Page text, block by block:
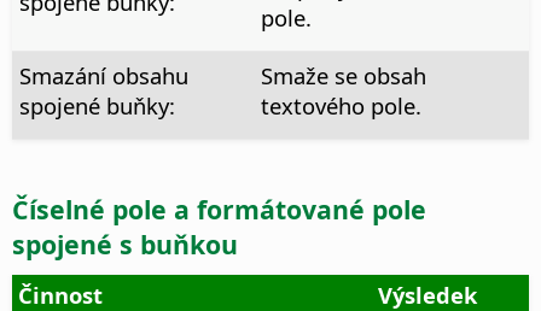
pole.
Smazání obsahu
spojené buňky:
Smaže se obsah
textového pole.
Číselné pole a formátované pole
spojené s buňkou
Činnost Výsledek